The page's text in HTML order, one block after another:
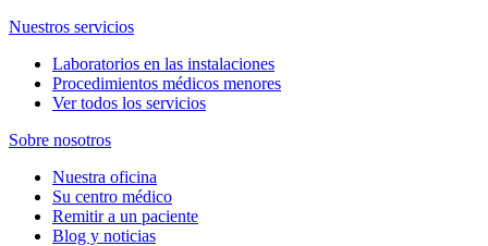
Nuestros servicios
Laboratorios en las instalaciones
Procedimientos médicos menores
Ver todos los servicios
Sobre nosotros
Nuestra oficina
Su centro médico
Remitir a un paciente
Blog y noticias